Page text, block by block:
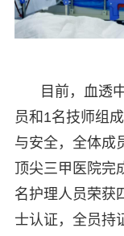
目前，血透
员和1名技师组
与安全，全体成
顶尖三甲医院完
名护理人员荣获
士认证，全员持